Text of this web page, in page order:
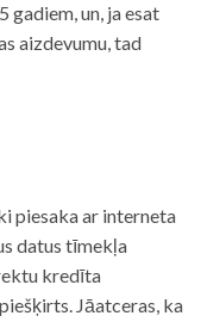
un, ja esat
aizdevumu, tad
piesaka ar interneta
datus tīmekļa
kredīta
Jāatceras, ka